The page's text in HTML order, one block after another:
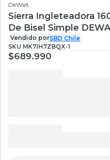
DeWalt
Sierra Ingleteadora
De Bisel Simple
Vendido porSBD Chile
SKU MK7IH7ZBQX-1
$689.990